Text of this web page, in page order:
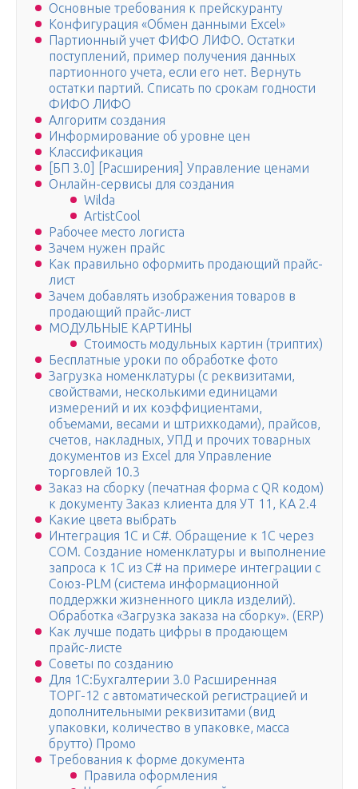
Основные требования к прейскуранту
Конфигурация «Обмен данными Excel»
Партионный учет ФИФО ЛИФО. Остатки
поступлений, пример получения данных
партионного учета, если его нет. Вернуть
остатки партий. Списать по срокам годности
ФИФО ЛИФО
Алгоритм создания
Информирование об уровне цен
Классификация
[БП 3.0] [Расширения] Управление ценами
Онлайн-сервисы для создания
Wilda
ArtistCool
Рабочее место логиста
Зачем нужен прайс
Как правильно оформить продающий прайс-
лист
Зачем добавлять изображения товаров в
продающий прайс-лист
МОДУЛЬНЫЕ КАРТИНЫ
Стоимость модульных картин (триптих)
Бесплатные уроки по обработке фото
Загрузка номенклатуры (с реквизитами,
свойствами, несколькими единицами
измерений и их коэффициентами,
объемами, весами и штрихкодами), прайсов,
счетов, накладных, УПД и прочих товарных
документов из Excel для Управление
торговлей 10.3
Заказ на сборку (печатная форма с QR кодом)
к документу Заказ клиента для УТ 11, КА 2.4
Какие цвета выбрать
Интеграция 1С и C#. Обращение к 1С через
COM. Создание номенклатуры и выполнение
запроса к 1С из C# на примере интеграции с
Союз-PLM (система информационной
поддержки жизненного цикла изделий).
Обработка «Загрузка заказа на сборку». (ERP)
Как лучше подать цифры в продающем
прайс-листе
Советы по созданию
Для 1С:Бухгалтерии 3.0 Расширенная
ТОРГ-12 с автоматической регистрацией и
дополнительными реквизитами (вид
упаковки, количество в упаковке, масса
брутто) Промо
Требования к форме документа
Правила оформления